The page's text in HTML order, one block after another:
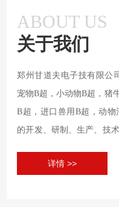
ABOUT US
关于我们
郑州甘道夫电子技有限公
宠物B超，小动物B超，猪
B超，进口兽用B超，动
的开发、研制、生产、技
超，羊用B超,牛用B超,驴
详情 >>